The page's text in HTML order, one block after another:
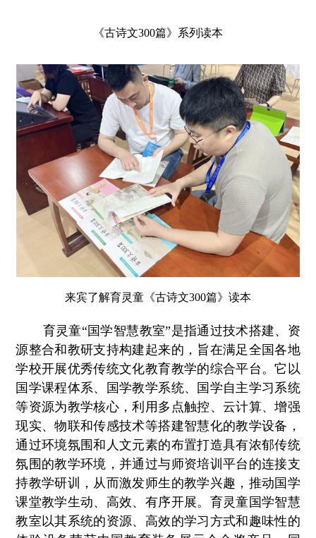
《古诗文300篇》系列读本
来宾了解育灵童《古诗文300篇》读本
育灵童“国学智慧教室”是指通过技术搭建、资
源整合和教研支持构建起来的，旨在满足全国各地
学校开展优秀传统文化教育教学的综合平台。它以
国学课程体系、国学教学系统、国学自主学习系统
等资源为教学核心，利用多点触控、云计算、增强
现实、物联和传感技术等搭建智慧化的教学设备，
通过环境氛围和人文元素的布置打造具有浓郁传统
氛围的教学环境，并通过与师资培训平台的连接支
持教学研训，从而激发师生的教学兴趣，推动国学
课堂教学生动、高效、有序开展。育灵童国学智慧
教室以其系统的资源、高效的学习方式和趣味性的